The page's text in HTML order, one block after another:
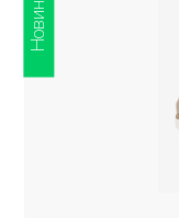
Новинка